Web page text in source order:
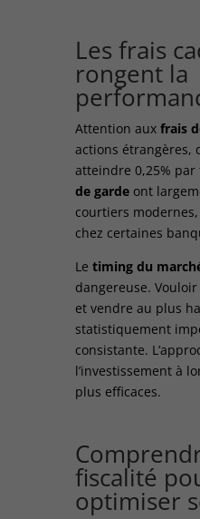
Les frais
rongent la
Attention aux frais
actions étrangères,
atteindre 0,25% par
de garde ont
courtiers
chez certaines
Le timing du
dangereuse.
et vendre au plus
statistiquement
consistante.
l’investissement à
plus efficaces.
fiscalité
optimiser